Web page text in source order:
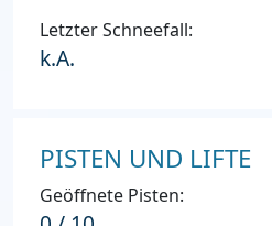
Letzter Schneefall:
k.A.
PISTEN UND LIFTE
Geöffnete Pisten: